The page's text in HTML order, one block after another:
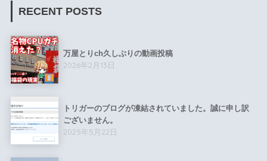
RECENT POSTS
万屋とりch久しぶりの動画投稿
2026年2月13日
トリガーのブログが凍結されていました。誠に申し訳
ございません。
2025年5月22日